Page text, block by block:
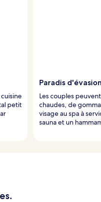
petit
Paradis
Les couples
chaudes, de
visage au spa à
sauna et un